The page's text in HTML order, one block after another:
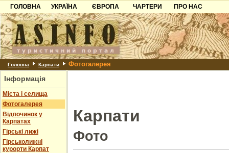
ГОЛОВНА
УКРАЇНА
Карпати
Азов
Причорноморря
Шацьк
ЄВРОПА
Чорногорія
Хорватія
Болгарія
Албанія
ЧАРТЕРИ
ПРО НАС
Контакти
Партнерам
Додати готель
Головна Карпати Фотогалерея
Інформація
Міста і селища
Фотогалерея
Відпочинок у
Карпатах
Гірські лижі
Гірськолижні
курорти Карпат
Карпати
Фото